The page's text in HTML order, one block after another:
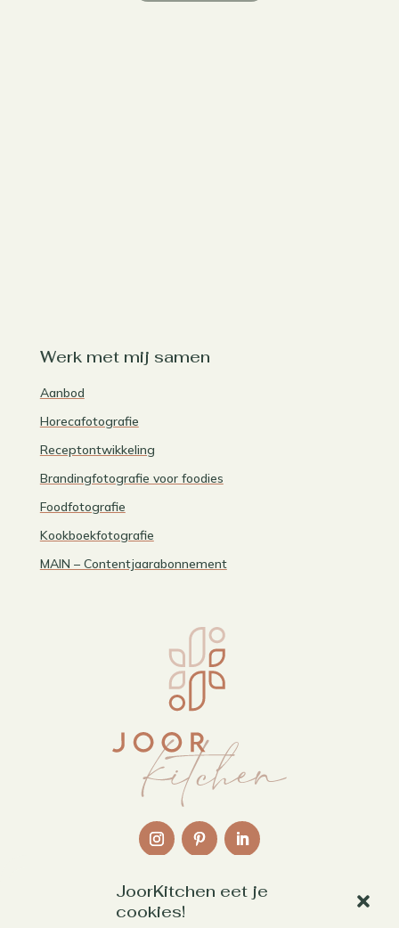
JoorKitchen eet je
cookies!
Werk met mij samen
Aanbod
Horecafotografie
Receptontwikkeling
Brandingfotografie voor foodies
Foodfotografie
Kookboekfotografie
MAIN – Contentjaarabonnement